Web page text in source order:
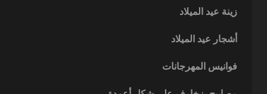
زينة عيد الميلاد
أشجار عيد الميلاد
فوانيس المهرجانات